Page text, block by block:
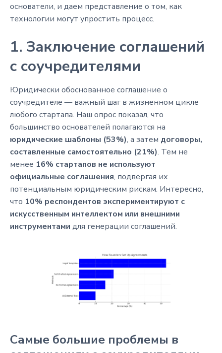
основатели, и даем представление о том, как
технологии могут упростить процесс.
1. Заключение соглашений
с соучредителями
Юридически обоснованное соглашение о
соучредителе — важный шаг в жизненном цикле
любого стартапа. Наш опрос показал, что
большинство основателей полагаются на
юридические шаблоны (53%), а затем договоры,
составленные самостоятельно (21%). Тем не
менее 16% стартапов не используют
официальные соглашения, подвергая их
потенциальным юридическим рискам. Интересно,
что 10% респондентов экспериментируют с
искусственным интеллектом или внешними
инструментами для генерации соглашений.
Самые большие проблемы в